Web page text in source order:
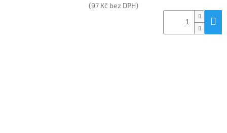
(97 Kč bez DPH)